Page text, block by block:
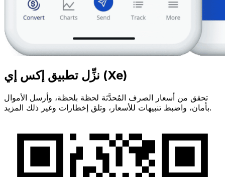
نزِّل تطبيق إكس إي (Xe)
تحقق من أسعار الصرف المُحدَّثة لحظة بلحظة، وأرسل الأموال
بأمان، واضبط تنبيهات للأسعار، وتلق إخطارات وغير ذلك المزيد.